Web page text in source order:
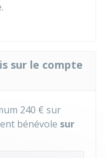
sur le compte
240 € sur
bénévole sur